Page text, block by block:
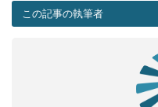
この記事の執筆者